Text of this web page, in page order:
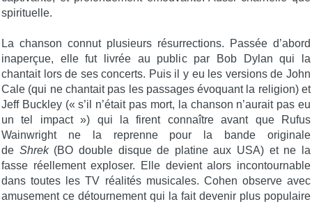
spirituelle.
La chanson connut plusieurs résurrections. Passée d’abord
inaperçue, elle fut livrée au public par Bob Dylan qui la
chantait lors de ses concerts. Puis il y eu les versions de John
Cale (qui ne chantait pas les passages évoquant la religion) et
Jeff Buckley (« s’il n’était pas mort, la chanson n’aurait pas eu
un tel impact ») qui la firent connaître avant que Rufus
Wainwright ne la reprenne pour la bande originale
de Shrek(BO double disque de platine aux USA) et ne la
fasse réellement exploser. Elle devient alors incontournable
dans toutes les TV réalités musicales. Cohen observe avec
amusement ce détournement qui la fait devenir plus populaire